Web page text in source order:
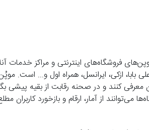
فروشگاه‌های اینترنتی و مراکز خدمات
بابا، ازکی، ایرانسل، همراه اول و... است.
کنند و در صحنه رقابت از بقیه پیشی
از آمار، ارقام و بازخورد